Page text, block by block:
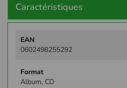
Caractéristiques
d'infos
0602498255292
Album, CD